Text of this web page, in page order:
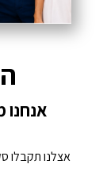
אנחנו
אצלנו תקבלו